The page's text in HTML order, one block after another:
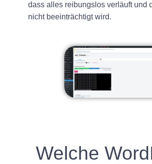
dass alles reibungslos verläuft und
nicht beeinträchtigt wird.
Welche